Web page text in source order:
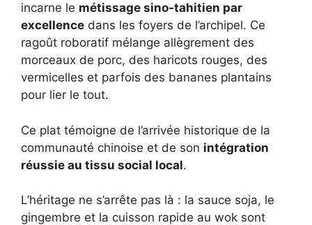
incarne le métissage sino-tahitien par
excellence dans les foyers de l’archipel. Ce
ragoût roboratif mélange allègrement des
morceaux de porc, des haricots rouges, des
vermicelles et parfois des bananes plantains
pour lier le tout.
Ce plat témoigne de l’arrivée historique de la
communauté chinoise et de son intégration
réussie au tissu social local.
L’héritage ne s’arrête pas là : la sauce soja, le
gingembre et la cuisson rapide au wok sont